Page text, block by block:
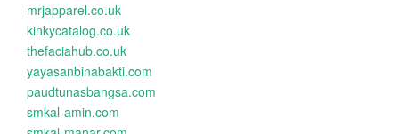
mrjapparel.co.uk
kinkycatalog.co.uk
thefaciahub.co.uk
yayasanbinabakti.com
paudtunasbangsa.com
smkal-amin.com